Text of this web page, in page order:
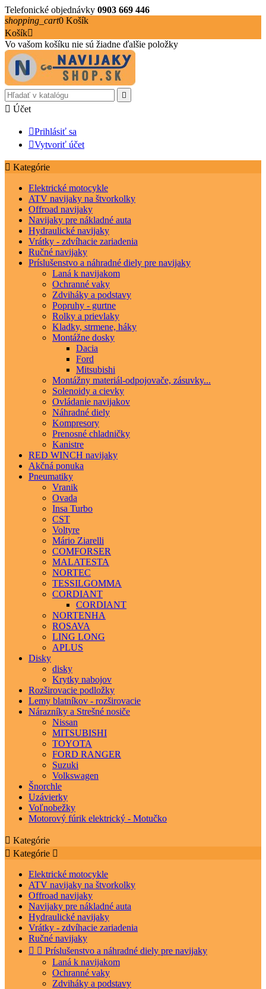
Telefonické objednávky 0903 669 446
shopping_cart0 Košík
Košík
Vo vašom košíku nie sú žiadne ďalšie položky

 Účet
Prihlásiť sa
Vytvoriť účet
 Kategórie
Elektrické motocykle
ATV navijaky na štvorkolky
Offroad navijaky
Navijaky pre nákladné auta
Hydraulické navijaky
Vrátky - zdvíhacie zariadenia
Ručné navijaky
Príslušenstvo a náhradné diely pre navijaky
Laná k navijakom
Ochranné vaky
Zdviháky a podstavy
Popruhy - gurtne
Rolky a prievlaky
Kladky, strmene, háky
Montážne dosky
Dacia
Ford
Mitsubishi
Montážny materiál-odpojovače, zásuvky...
Solenoidy a cievky
Ovládanie navijakov
Náhradné diely
Kompresory
Prenosné chladničky
Kanistre
RED WINCH navijaky
Akčná ponuka
Pneumatiky
Vranik
Ovada
Insa Turbo
CST
Voltyre
Mário Ziarelli
COMFORSER
MALATESTA
NORTEC
TESSILGOMMA
CORDIANT
CORDIANT
NORTENHA
ROSAVA
LING LONG
APLUS
Disky
disky
Krytky nabojov
Rozširovacie podložky
Lemy blatníkov - rozširovacie
Nárazníky a Strešné nosiče
Nissan
MITSUBISHI
TOYOTA
FORD RANGER
Suzuki
Volkswagen
Šnorchle
Uzávierky
Voľnobežky
Motorový fúrik elektrický - Motučko
 Kategórie
 Kategórie 
Elektrické motocykle
ATV navijaky na štvorkolky
Offroad navijaky
Navijaky pre nákladné auta
Hydraulické navijaky
Vrátky - zdvíhacie zariadenia
Ručné navijaky
  Príslušenstvo a náhradné diely pre navijaky
Laná k navijakom
Ochranné vaky
Zdviháky a podstavy